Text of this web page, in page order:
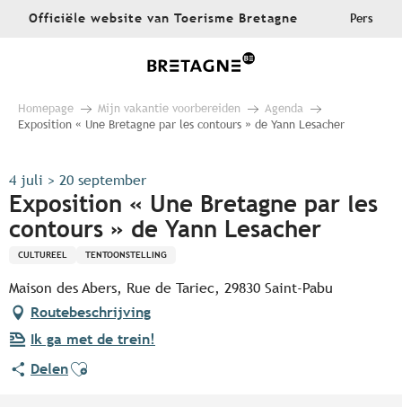
AllerOfficiële website van Toerisme Bretagne Pers
Homepage Mijn vakantie voorbereiden
Agenda
Exposition « Une Bretagne par les contours » de Yann Lesacher
4 juli > 20 september
Exposition « Une Bretagne par les
contours » de Yann Lesacher
CULTUREEL TENTOONSTELLING
Maison des Abers, Rue de Tariec, 29830 Saint-Pabu
Routebeschrijving
Ik ga met de trein!
DelenAjouter aux favoris